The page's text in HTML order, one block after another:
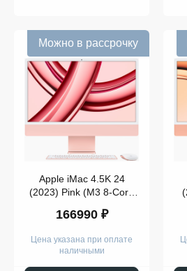
Можно в рассрочку
Apple iMac 4.5K 24
(2023) Pink (M3 8-Core
256Gb)
166990 ₽
Цена указана при оплате
наличными